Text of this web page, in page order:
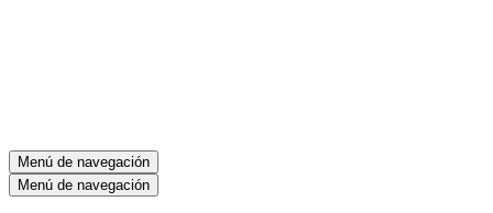
Menú de navegación
Menú de navegación